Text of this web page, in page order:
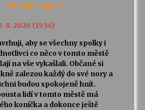
Anonym napsal:
8. 2020 (15:34)
aby se všechny spolky i
co něco v tomto městě
na vše vykašlali. Občané si
zalezou každý do své nory a
budou spokojeně hnít.
lidí v tomto městě má
koníčka a dokonce ještě